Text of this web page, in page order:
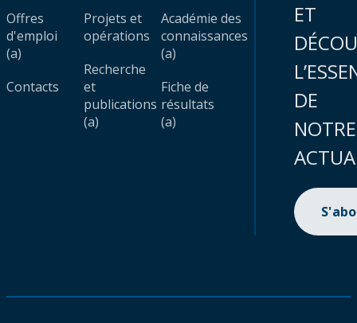
Offres
d'emploi
(a)
Contacts
Projets et
opérations
Recherche
et
publications
(a)
Académie des
connaissances
(a)
Fiche de
résultats
(a)
ET
DE
NOTRE